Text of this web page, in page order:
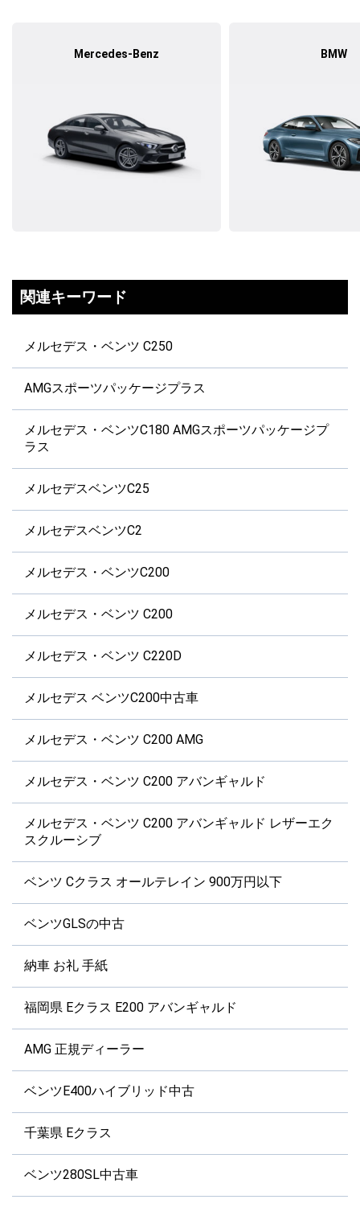
Mercedes-Benz BMW
関連キーワード
メルセデス・ベンツ C250
AMGスポーツパッケージプラス
メルセデス・ベンツC180 AMGスポーツパッケージプ
ラス
メルセデスベンツC25
メルセデスベンツC2
メルセデス・ベンツC200
メルセデス・ベンツ C200
メルセデス・ベンツ C220D
メルセデス ベンツC200中古車
メルセデス・ベンツ C200 AMG
メルセデス・ベンツ C200 アバンギャルド
メルセデス・ベンツ C200 アバンギャルド レザーエク
スクルーシブ
ベンツ Cクラス オールテレイン 900万円以下
ベンツGLSの中古
納車 お礼 手紙
福岡県 Eクラス E200 アバンギャルド
AMG 正規ディーラー
ベンツE400ハイブリッド中古
千葉県 Eクラス
ベンツ280SL中古車